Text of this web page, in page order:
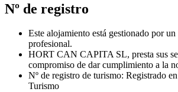
Nº de registro
Este alojamiento está gestionado por
profesional.
HORT CAN CAPITA SL, presta sus
compromiso de dar cumplimiento a la
Nº de registro de turismo: Registrado
Turismo